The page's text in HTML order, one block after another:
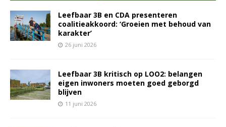
Leefbaar 3B en CDA presenteren
coalitieakkoord: ‘Groeien met behoud van
karakter’
26 juni 2026
Leefbaar 3B kritisch op LOO2: belangen
eigen inwoners moeten goed geborgd
blijven
11 juni 2026